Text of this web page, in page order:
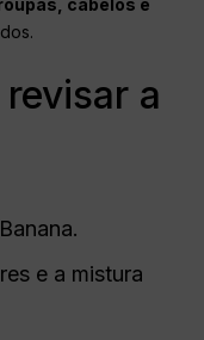
cabelos e
a
e a mistura